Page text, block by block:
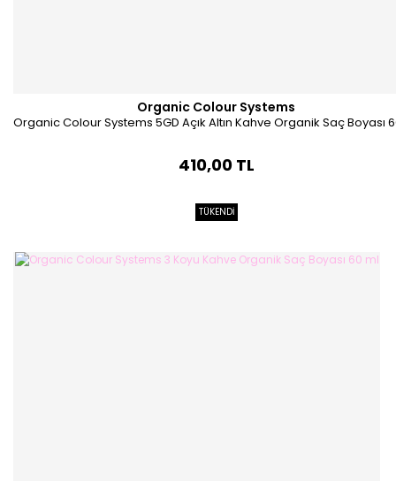
Organic Colour Systems
Organic Colour Systems 5GD Açık Altın Kahve Organik Saç Boyası
410,00 TL
TÜKENDİ